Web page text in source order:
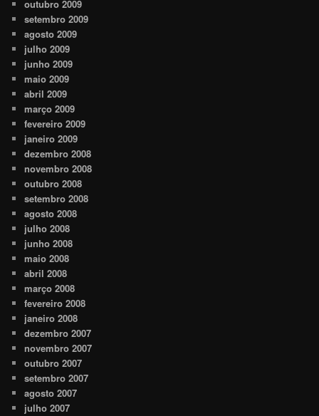
outubro 2009
setembro 2009
agosto 2009
julho 2009
junho 2009
maio 2009
abril 2009
março 2009
fevereiro 2009
janeiro 2009
dezembro 2008
novembro 2008
outubro 2008
setembro 2008
agosto 2008
julho 2008
junho 2008
maio 2008
abril 2008
março 2008
fevereiro 2008
janeiro 2008
dezembro 2007
novembro 2007
outubro 2007
setembro 2007
agosto 2007
julho 2007